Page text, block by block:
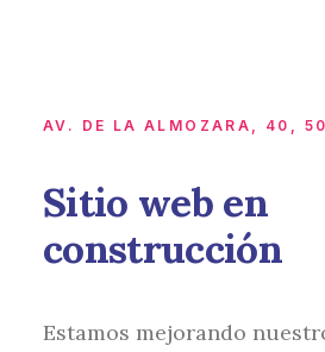
AV. DE LA ALMOZARA, 40,
Sitio web en
construcción
Estamos mejorando